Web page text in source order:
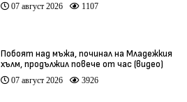
07 август 2026 1107
Побоят над мъжа, починал на Младежкия
хълм, продължил повече от час (видео)
07 август 2026 3926